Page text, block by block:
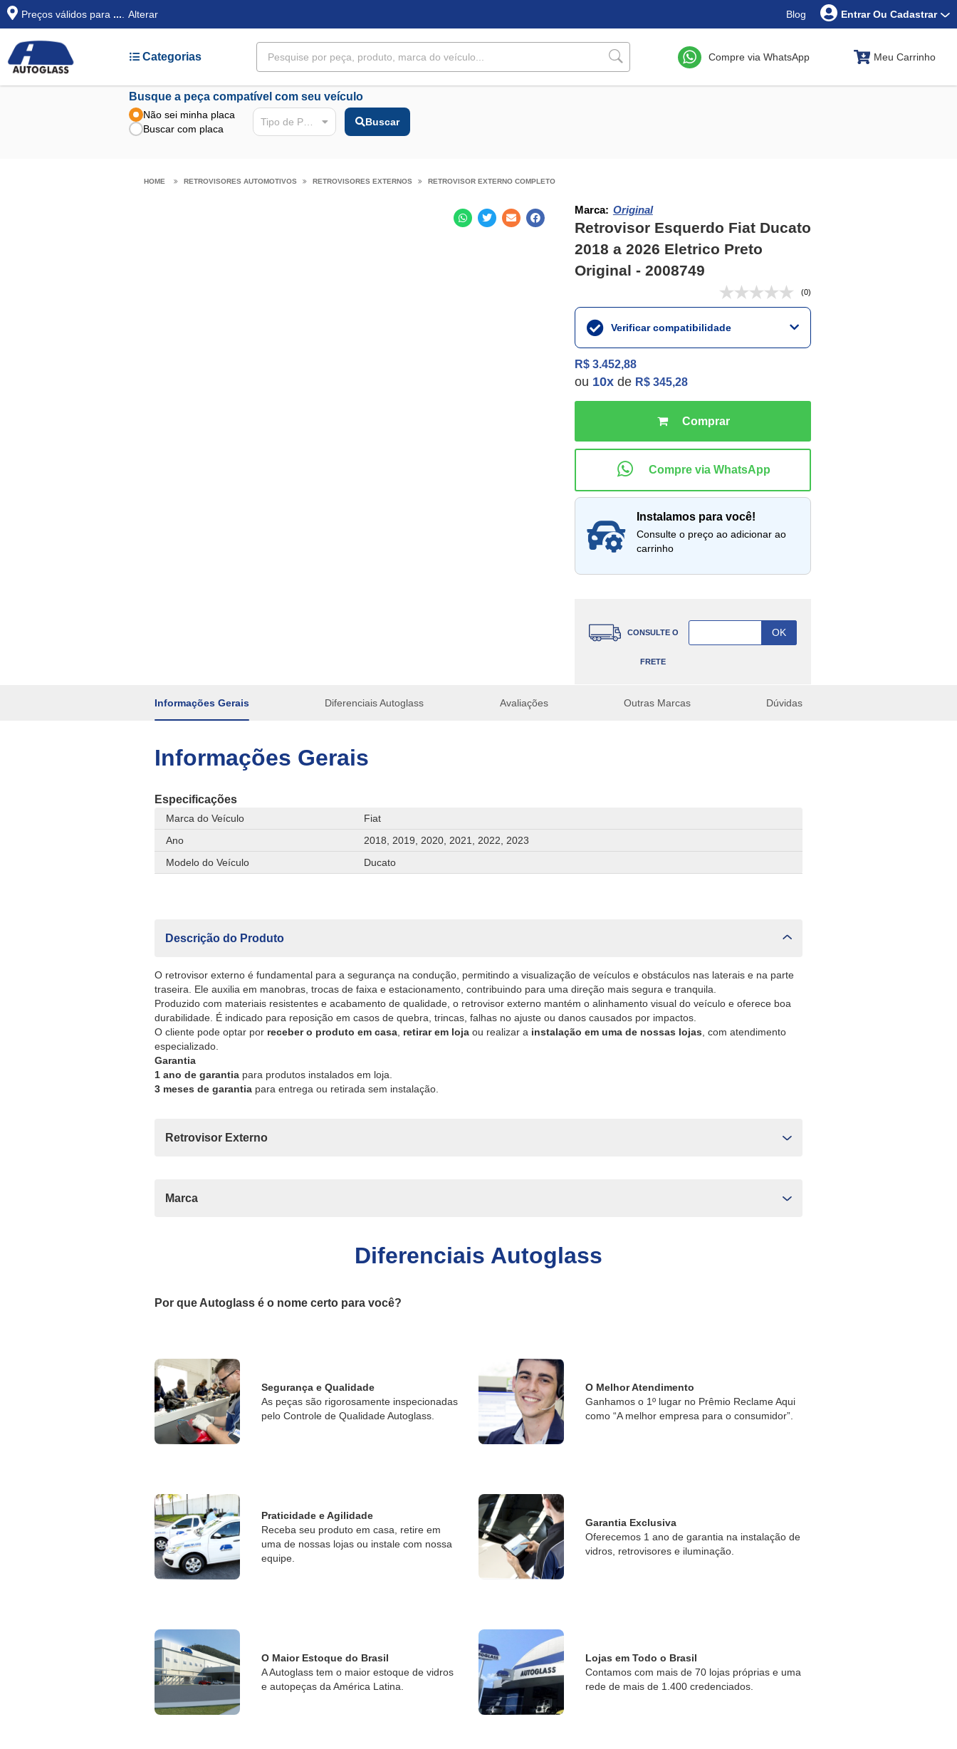
Preços válidos para ... Alterar Blog Entrar Ou Cadastrar
Categorias Compre via WhatsApp Meu Carrinho
Busque a peça compatível com seu veículo
Não sei minha placa
Buscar com placa
Tipo de Peça Buscar
RETROVISORES AUTOMOTIVOS RETROVISORES EXTERNOS RETROVISOR EXTERNO COMPLETO
Marca: Original
Retrovisor Esquerdo Fiat Ducato
2018 a 2026 Eletrico Preto
Original - 2008749
(0)
Verificar compatibilidade
R$ 3.452,88
ou 10x de R$ 345,28
instalamos para você!
Consulte o preço ao adicionar ao
carrinho
CONSULTE O
FRETE
Informações Gerais Diferenciais Autoglass Avaliações Outras Marcas Dúvidas
Informações Gerais
Especificações
Marca do Veículo
Fiat
Ano
2018, 2019, 2020, 2021, 2022, 2023
Modelo do Veículo
Ducato
Descrição do Produto
O retrovisor externo é fundamental para a segurança na condução, permitindo a visualização de veículos e obstáculos nas laterais e na parte
traseira. Ele auxilia em manobras, trocas de faixa e estacionamento, contribuindo para uma direção mais segura e tranquila.
Produzido com materiais resistentes e acabamento de qualidade, o retrovisor externo mantém o alinhamento visual do veículo e oferece boa
durabilidade. É indicado para reposição em casos de quebra, trincas, falhas no ajuste ou danos causados por impactos.
O cliente pode optar por receber o produto em casa retirar em loja ou realizar a instalação em uma de nossas lojas , com atendimento
especializado.
Garantia
1 ano de garantia para produtos instalados em loja.
3 meses de garantia para entrega ou retirada sem instalação.
Retrovisor Externo
Marca
Diferenciais Autoglass
Por que Autoglass é o nome certo para você?
Segurança e Qualidade
As peças são rigorosamente inspecionadas
pelo Controle de Qualidade Autoglass.
O Melhor Atendimento
Ganhamos o 1º lugar no Prêmio Reclame Aqui
como “A melhor empresa para o consumidor”.
Praticidade e Agilidade
Receba seu produto em casa, retire em
uma de nossas lojas ou instale com nossa
equipe.
Garantia Exclusiva
Oferecemos 1 ano de garantia na instalação de
vidros, retrovisores e iluminação.
O Maior Estoque do Brasil
A Autoglass tem o maior estoque de vidros
e autopeças da América Latina.
Lojas em Todo o Brasil
Contamos com mais de 70 lojas próprias e uma
rede de mais de 1.400 credenciados.